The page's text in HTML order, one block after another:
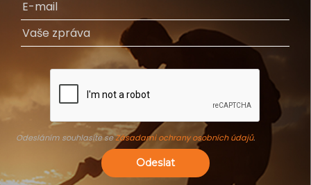
Odesláním souhlasíte seZásadami ochrany osobních údajů.
Odeslat